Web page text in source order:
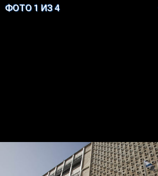
ФОТО 1 ИЗ 4